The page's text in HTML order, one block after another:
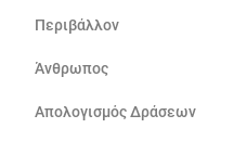
Περιβάλλον
Άνθρωπος
Απολογισμός Δράσεων